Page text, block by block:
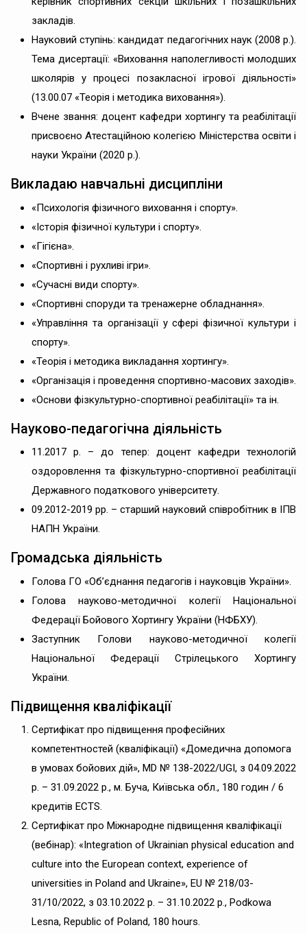
закладів.
Науковий ступінь: кандидат педагогічних наук (2008 р.).
Тема дисертації: «Виховання наполегливості молодших
школярів у процесі позакласної ігрової діяльності»
(13.00.07 «Теорія і методика виховання»).
Вчене звання: доцент кафедри хортингу та реабілітації
присвоєно Атестаційною колегією Міністерства освіти і
науки України (2020 р.).
Викладаю навчальні дисципліни
«Психологія фізичного виховання і спорту».
«Історія фізичної культури і спорту».
«Гігієна».
«Спортивні і рухливі ігри».
«Сучасні види спорту».
«Спортивні споруди та тренажерне обладнання».
«Управління та організації у сфері фізичної культури і
спорту».
«Теорія і методика викладання хортингу».
«Організація і проведення спортивно-масових заходів».
«Основи фізкультурно-спортивної реабілітації» та ін.
Науково-педагогічна діяльність
11.2017 р. – до тепер: доцент кафедри технологій
оздоровлення та фізкультурно-спортивної реабілітації
Державного податкового університету.
09.2012-2019 рр. – старший науковий співробітник в ІПВ
НАПН України.
Громадська діяльність
Голова ГО «Об’єднання педагогів і науковців України».
Голова науково-методичної колегії Національної
Федерації Бойового Хортингу України (НФБХУ).
Заступник Голови науково-методичної колегії
Національної Федерації Стрілецького Хортингу
України.
Підвищення кваліфікації
Сертифікат про підвищення професійних
компетентностей (кваліфікації) «Домедична допомога
в умовах бойових дій», MD № 138-2022/UGI, з 04.09.2022
р. – 31.09.2022 р., м. Буча, Київська обл., 180 годин / 6
кредитів ECTS.
Сертифікат про Міжнародне підвищення кваліфікації
(вебінар): «Integration of Ukrainian physical education and
culture into the European context, experience of
universities in Poland and Ukraine», EU № 218/03-
31/10/2022, з 03.10.2022 р. – 31.10.2022 р., Podkowa
Lesna, Republic of Poland, 180 hours.